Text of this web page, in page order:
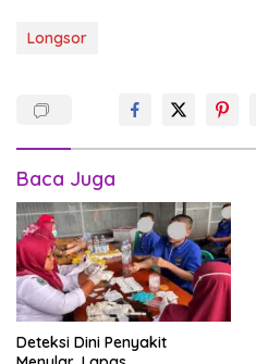
Longsor
Baca Juga
Deteksi Dini Penyakit